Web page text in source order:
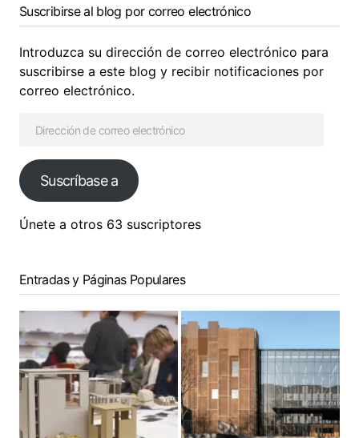
Suscribirse al blog por correo electrónico
Introduzca su dirección de correo electrónico para
suscribirse a este blog y recibir notificaciones por
correo electrónico.
Suscríbase a
Únete a otros 63 suscriptores
Entradas y Páginas Populares